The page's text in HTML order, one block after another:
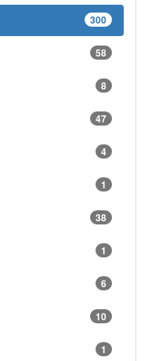
300
58
8
47
4
1
38
1
6
10
1